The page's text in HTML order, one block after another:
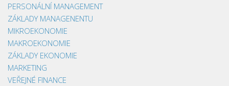
PERSONÁLNÍ MANAGEMENT
ZÁKLADY MANAGENENTU
MIKROEKONOMIE
MAKROEKONOMIE
ZÁKLADY EKONOMIE
MARKETING
VEŘEJNÉ FINANCE